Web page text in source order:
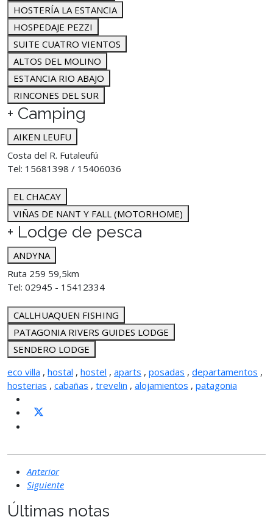
HOSTERÍA LA ESTANCIA
HOSPEDAJE PEZZI
SUITE CUATRO VIENTOS
ALTOS DEL MOLINO
ESTANCIA RIO ABAJO
RINCONES DEL SUR
+ Camping
AIKEN LEUFU
Costa del R. Futaleufú
Tel: 15681398 / 15406036
EL CHACAY
VIÑAS DE NANT Y FALL (MOTORHOME)
+ Lodge de pesca
ANDYNA
Ruta 259 59,5km
Tel: 02945 - 15412334
CALLHUAQUEN FISHING
PATAGONIA RIVERS GUIDES LODGE
SENDERO LODGE
eco villa , hostal , hostel , aparts , posadas , departamentos ,
hosterias , cabañas , trevelin , alojamientos , patagonia
Anterior
Siguiente
Últimas notas